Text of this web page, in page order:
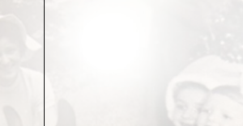
первой, и тоже — жёлто-голубая, в
вспышками, и жарко. Птиц уже не